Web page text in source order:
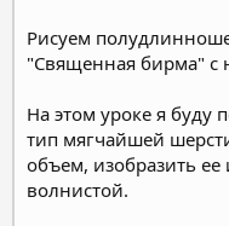
Рисуем
"Священная бирма" с
На этом уроке я буду
тип мягчайшей
объем, изобразить
волнистой.